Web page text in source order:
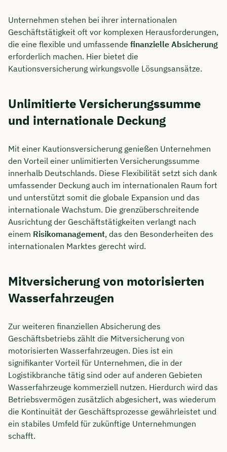
Unternehmen stehen bei ihrer internationalen
Geschäftstätigkeit oft vor komplexen Herausforderungen,
die eine flexible und umfassende finanzielle Absicherung
erforderlich machen. Hier bietet die
Kautionsversicherung wirkungsvolle Lösungsansätze.
Unlimitierte Versicherungssumme
und internationale Deckung
Mit einer Kautionsversicherung genießen Unternehmen
den Vorteil einer unlimitierten Versicherungssumme
innerhalb Deutschlands. Diese Flexibilität setzt sich dank
umfassender Deckung auch im internationalen Raum fort
und unterstützt somit die globale Expansion und das
internationale Wachstum. Die grenzüberschreitende
Ausrichtung der Geschäftstätigkeiten verlangt nach
einem Risikomanagement, das den Besonderheiten des
internationalen Marktes gerecht wird.
Mitversicherung von motorisierten
Wasserfahrzeugen
Zur weiteren finanziellen Absicherung des
Geschäftsbetriebs zählt die Mitversicherung von
motorisierten Wasserfahrzeugen. Dies ist ein
signifikanter Vorteil für Unternehmen, die in der
Logistikbranche tätig sind oder auf anderen Gebieten
Wasserfahrzeuge kommerziell nutzen. Hierdurch wird das
Betriebsvermögen zusätzlich abgesichert, was wiederum
die Kontinuität der Geschäftsprozesse gewährleistet und
ein stabiles Umfeld für zukünftige Unternehmungen
schafft.
Jetzt persönliches
Beratungsgespräch mit Jonas
Ubben sichern 🤝
Wir beraten dich Montag bis Freitag von 8 bis